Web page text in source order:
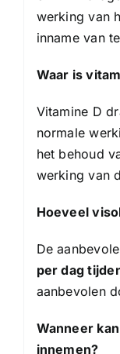
werking van
inname van
Waar is
Vitamine D
normale
het behoud
werking van
Hoeveel
De
per dag
aanbevolen
Wanneer
innemen?